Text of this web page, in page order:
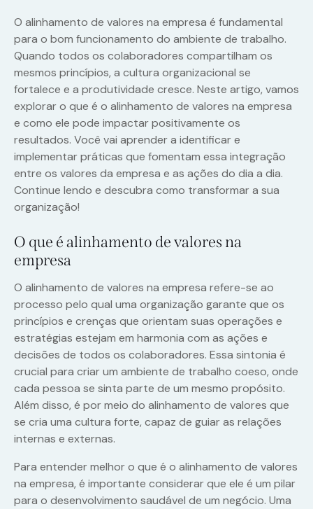
O alinhamento de valores na empresa é fundamental
para o bom funcionamento do ambiente de trabalho.
Quando todos os colaboradores compartilham os
mesmos princípios, a cultura organizacional se
fortalece e a produtividade cresce. Neste artigo, vamos
explorar o que é o alinhamento de valores na empresa
e como ele pode impactar positivamente os
resultados. Você vai aprender a identificar e
implementar práticas que fomentam essa integração
entre os valores da empresa e as ações do dia a dia.
Continue lendo e descubra como transformar a sua
organização!
O que é alinhamento de valores na
empresa
O alinhamento de valores na empresa refere-se ao
processo pelo qual uma organização garante que os
princípios e crenças que orientam suas operações e
estratégias estejam em harmonia com as ações e
decisões de todos os colaboradores. Essa sintonia é
crucial para criar um ambiente de trabalho coeso, onde
cada pessoa se sinta parte de um mesmo propósito.
Além disso, é por meio do alinhamento de valores que
se cria uma cultura forte, capaz de guiar as relações
internas e externas.
Para entender melhor o que é o alinhamento de valores
na empresa, é importante considerar que ele é um pilar
para o desenvolvimento saudável de um negócio. Uma